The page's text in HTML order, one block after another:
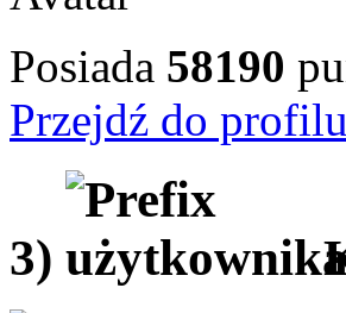
Posiada 58190
Przejdź do profilu
3)